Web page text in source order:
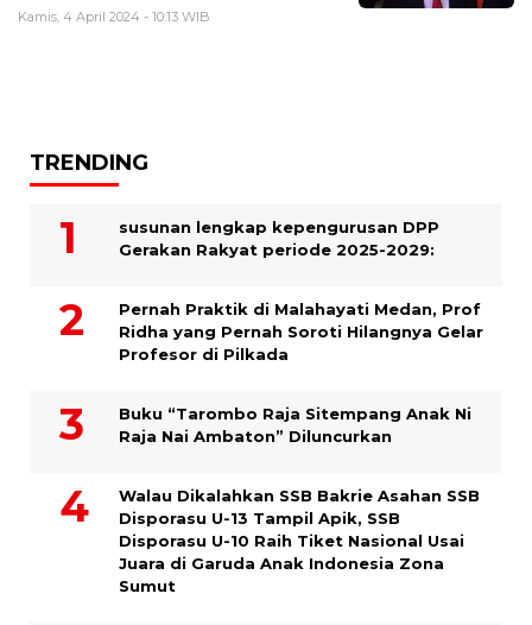
Kamis, 4 April 2024 - 10:13 WIB
TRENDING
susunan lengkap kepengurusan DPP
Gerakan Rakyat periode 2025-2029:
Pernah Praktik di Malahayati Medan, Prof
Ridha yang Pernah Soroti Hilangnya Gelar
Profesor di Pilkada
Buku “Tarombo Raja Sitempang Anak Ni
Raja Nai Ambaton” Diluncurkan
Walau Dikalahkan SSB Bakrie Asahan SSB
Disporasu U-13 Tampil Apik, SSB
Disporasu U-10 Raih Tiket Nasional Usai
Juara di Garuda Anak Indonesia Zona
Sumut